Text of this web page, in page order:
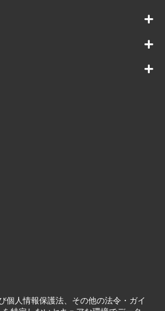
個人情報保護法、その他の法令・ガイ